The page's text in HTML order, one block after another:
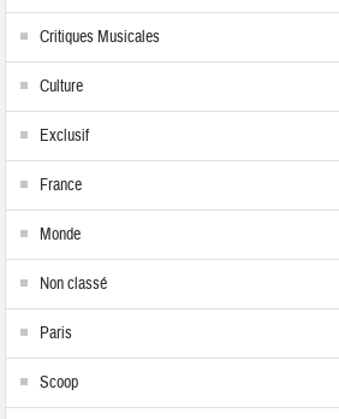
Critiques Musicales
Culture
Exclusif
France
Monde
Non classé
Paris
Scoop